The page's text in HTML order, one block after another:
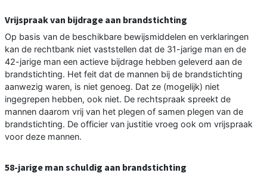
Vrijspraak van bijdrage aan brandstichting
Op basis van de beschikbare bewijsmiddelen en verklaringen
kan de rechtbank niet vaststellen dat de 31-jarige man en de
42-jarige man een actieve bijdrage hebben geleverd aan de
brandstichting. Het feit dat de mannen bij de brandstichting
aanwezig waren, is niet genoeg. Dat ze (mogelijk) niet
ingegrepen hebben, ook niet. De rechtspraak spreekt de
mannen daarom vrij van het plegen of samen plegen van de
brandstichting. De officier van justitie vroeg ook om vrijspraak
voor deze mannen.
58-jarige man schuldig aan brandstichting